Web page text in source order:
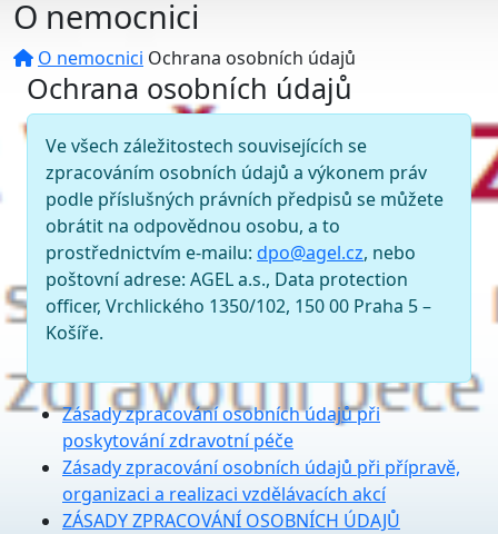
O nemocnici
O nemocnici Ochrana osobních údajů
Ochrana osobních údajů
Ve všech záležitostech souvisejících se
zpracováním osobních údajů a výkonem práv
podle příslušných právních předpisů se můžete
obrátit na odpovědnou osobu, a to
prostřednictvím e-mailu: dpo@agel.cz, nebo
poštovní adrese: AGEL a.s., Data protection
officer, Vrchlického 1350/102, 150 00 Praha 5 –
Košíře.
Zásady zpracování osobních údajů při
poskytování zdravotní péče
Zásady zpracování osobních údajů při přípravě,
organizaci a realizaci vzdělávacích akcí
ZÁSADY ZPRACOVÁNÍ OSOBNÍCH ÚDAJŮ